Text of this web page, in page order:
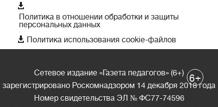

Политика в отношении обработки и защиты
персональных данных
 Политика использования cookie-файлов
Сетевое издание «Газета педагогов» (6+)
зарегистрировано Роскомнадзором 14 декабря 2018 года
Номер свидетельства ЭЛ № ФС77-74596
6+